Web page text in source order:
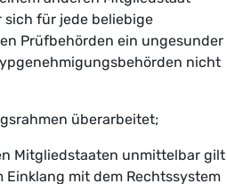
für jede beliebige
Prüfbehörden ein ungesunder
nicht
überarbeitet;
Mitgliedstaaten unmittelbar gilt
mit dem Rechtssystem